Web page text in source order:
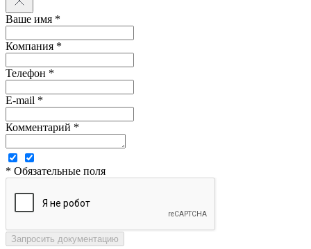
Ваше имя *
Компания *
Телефон *
E-mail *
Комментарий *
* Обязательные поля